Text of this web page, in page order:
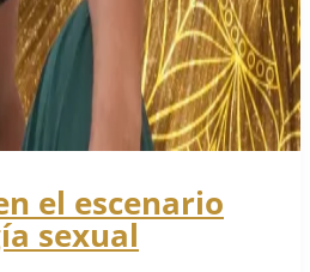
el escenario
sexual